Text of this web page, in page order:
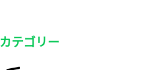
カテゴリー